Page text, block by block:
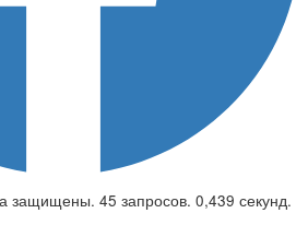
защищены. 45 запросов. 0,439 секунд.